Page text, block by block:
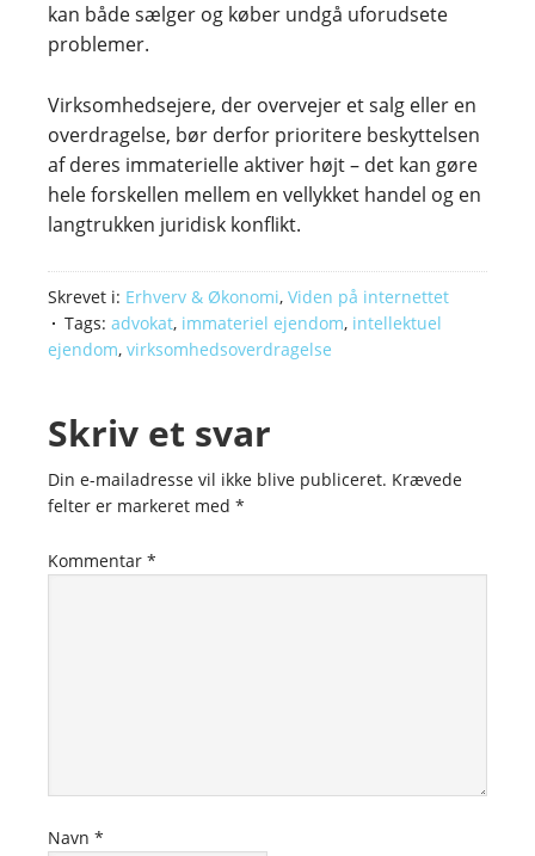
kan både sælger og køber undgå uforudsete
problemer.
Virksomhedsejere, der overvejer et salg eller en
overdragelse, bør derfor prioritere beskyttelsen
af deres immaterielle aktiver højt – det kan gøre
hele forskellen mellem en vellykket handel og en
langtrukken juridisk konflikt.
Skrevet i: Erhverv & Økonomi, Viden på internettet
Tags: advokat, immateriel ejendom, intellektuel
ejendom, virksomhedsoverdragelse
Skriv et svar
Din e-mailadresse vil ikke blive publiceret. Krævede
felter er markeret med *
Kommentar *
Navn *